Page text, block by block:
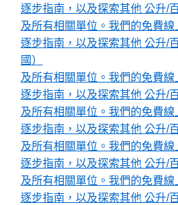
逐步指南，以及探索其他 公升/
及所有相關單位。我們的免費線
逐步指南，以及探索其他 公升/
國）
及所有相關單位。我們的免費線
逐步指南，以及探索其他 公升/
及所有相關單位。我們的免費線
逐步指南，以及探索其他 公升/
及所有相關單位。我們的免費線
逐步指南，以及探索其他 公升/
及所有相關單位。我們的免費線
逐步指南，以及探索其他 公升/